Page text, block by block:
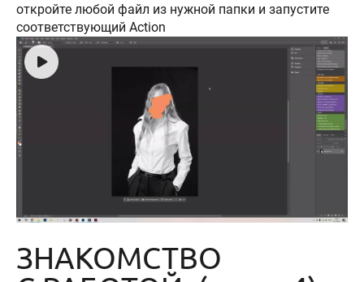
откройте любой файл из нужной папки и запустите
соответствующий Action
ЗНАКОМСТВО